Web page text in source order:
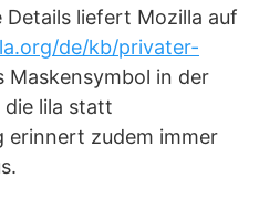
liefert Mozilla auf
de/kb/privater-
Maskensymbol in der
die lila statt
erinnert zudem immer